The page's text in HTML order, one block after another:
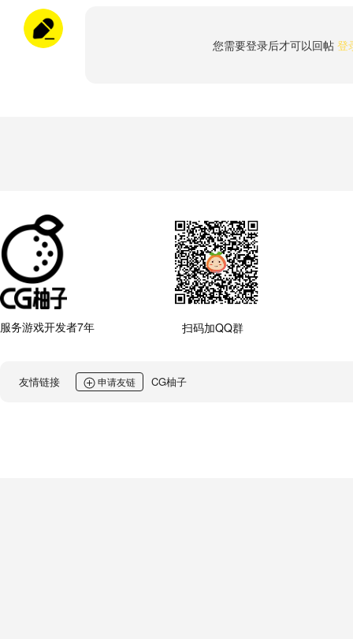
您需要登录后才可以回帖 登
服务游戏开发者7年 扫码加QQ群
友情链接 申请友链 CG柚子